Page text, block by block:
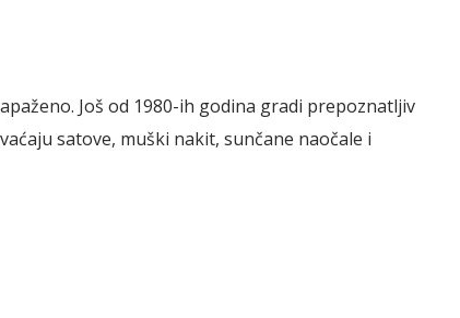
Još od 1980-ih godina gradi prepoznatljiv
satove, muški nakit, sunčane naočale i